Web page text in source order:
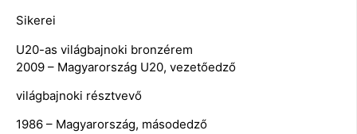
Sikerei
U20-as világbajnoki bronzérem
2009 – Magyarország U20, vezetőedző
világbajnoki résztvevő
1986 – Magyarország, másodedző